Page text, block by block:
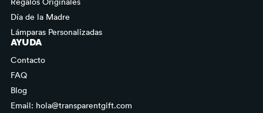
Día de la Madre
Lámparas Personalizadas
AYUDA
Contacto
FAQ
Blog
Email: hola@transparentgift.com